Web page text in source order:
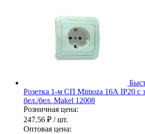
Розетка 1-м СП Mimoza 16А IP20 с
бел./бел. Makel 12008
Розничная цена:
247.56 ₽ / шт.
Оптовая цена: